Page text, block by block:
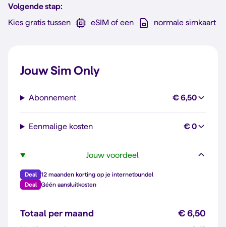
Volgende stap:
Kies gratis tussen
eSIM of een normale simkaart
Jouw Sim Only
Abonnement € 6,50
Eenmalige kosten € 0
Jouw voordeel
Deal
12 maanden korting op je internetbundel
Deal
Géén aansluitkosten
Totaal per maand € 6,50